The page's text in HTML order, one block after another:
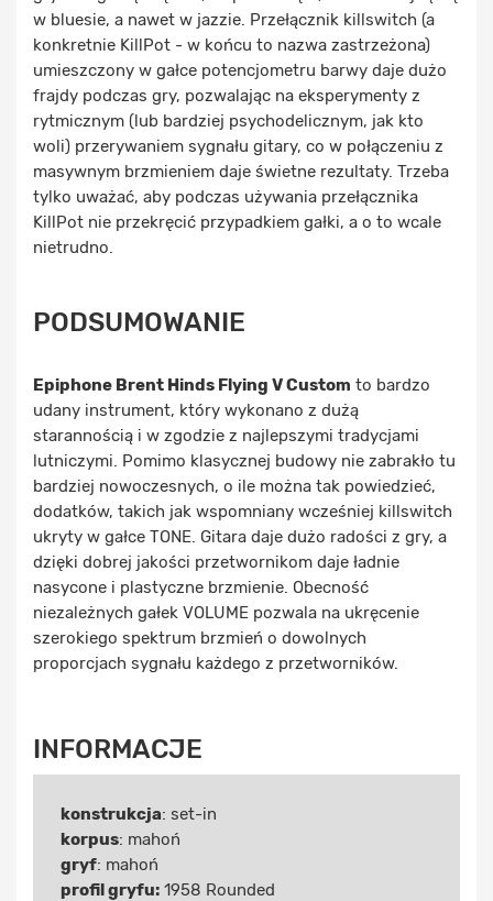
w bluesie, a nawet w jazzie. Przełącznik killswitch (a
konkretnie KillPot - w końcu to nazwa zastrzeżona)
umieszczony w gałce potencjometru barwy daje dużo
frajdy podczas gry, pozwalając na eksperymenty z
rytmicznym (lub bardziej psychodelicznym, jak kto
woli) przerywaniem sygnału gitary, co w połączeniu z
masywnym brzmieniem daje świetne rezultaty. Trzeba
tylko uważać, aby podczas używania przełącznika
KillPot nie przekręcić przypadkiem gałki, a o to wcale
nietrudno.
PODSUMOWANIE
Epiphone Brent Hinds Flying V Custom to bardzo
udany instrument, który wykonano z dużą
starannością i w zgodzie z najlepszymi tradycjami
lutniczymi. Pomimo klasycznej budowy nie zabrakło tu
bardziej nowoczesnych, o ile można tak powiedzieć,
dodatków, takich jak wspomniany wcześniej killswitch
ukryty w gałce TONE. Gitara daje dużo radości z gry, a
dzięki dobrej jakości przetwornikom daje ładnie
nasycone i plastyczne brzmienie. Obecność
niezależnych gałek VOLUME pozwala na ukręcenie
szerokiego spektrum brzmień o dowolnych
proporcjach sygnału każdego z przetworników.
INFORMACJE
konstrukcja: set-in
korpus: mahoń
gryf: mahoń
profil gryfu: 1958 Rounded